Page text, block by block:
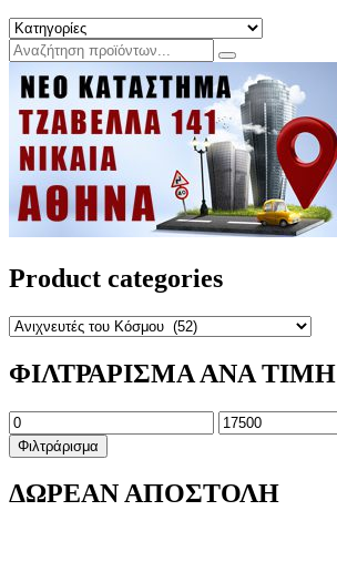
Product categories
ΦΙΛΤΡΑΡΙΣΜΑ ΑΝΑ ΤΙΜΗ
Ελάχιστη
τιμή
Μέγιστη
τιμή
Φιλτράρισμα
ΔΩΡΕΑΝ ΑΠΟΣΤΟΛΗ